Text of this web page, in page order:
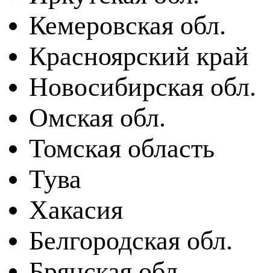
Кемеровская обл.
Красноярский край
Новосибирская обл.
Омская обл.
Томская область
Тува
Хакасия
Белгородская обл.